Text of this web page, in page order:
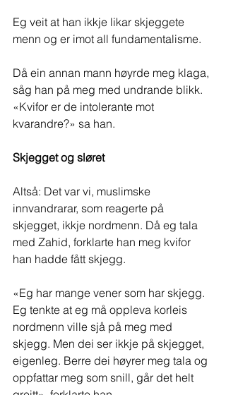
Eg veit at han ikkje likar skjeggete
menn og er imot all fundamentalisme.
Då ein annan mann høyrde meg klaga,
såg han på meg med undrande blikk.
«Kvifor er de intolerante mot
kvarandre?» sa han.
Skjegget og sløret
Altså: Det var vi, muslimske
innvandrarar, som reagerte på
skjegget, ikkje nordmenn. Då eg tala
med Zahid, forklarte han meg kvifor
han hadde fått skjegg.
«Eg har mange vener som har skjegg.
Eg tenkte at eg må oppleva korleis
nordmenn ville sjå på meg med
skjegg. Men dei ser ikkje på skjegget,
eigenleg. Berre dei høyrer meg tala og
oppfattar meg som snill, går det helt